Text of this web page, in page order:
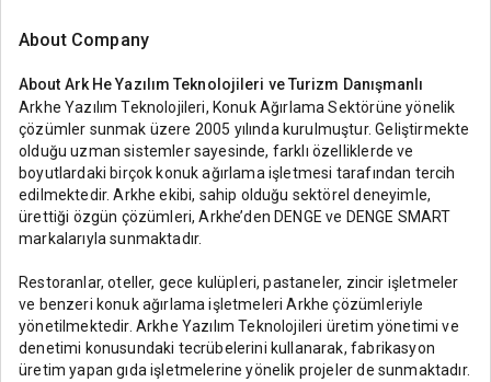
About Company
About Ark He Yazılım Teknolojileri ve Turizm Danışmanlı
Arkhe Yazılım Teknolojileri, Konuk Ağırlama Sektörüne yönelik
çözümler sunmak üzere 2005 yılında kurulmuştur. Geliştirmekte
olduğu uzman sistemler sayesinde, farklı özelliklerde ve
boyutlardaki birçok konuk ağırlama işletmesi tarafından tercih
edilmektedir. Arkhe ekibi, sahip olduğu sektörel deneyimle,
ürettiği özgün çözümleri, Arkhe’den DENGE ve DENGE SMART
markalarıyla sunmaktadır.
Restoranlar, oteller, gece kulüpleri, pastaneler, zincir işletmeler
ve benzeri konuk ağırlama işletmeleri Arkhe çözümleriyle
yönetilmektedir. Arkhe Yazılım Teknolojileri üretim yönetimi ve
denetimi konusundaki tecrübelerini kullanarak, fabrikasyon
üretim yapan gıda işletmelerine yönelik projeler de sunmaktadır.